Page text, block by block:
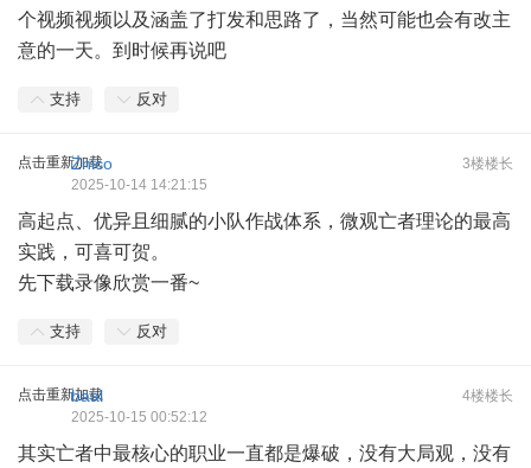
个视频视频以及涵盖了打发和思路了，当然可能也会有改主
意的一天。到时候再说吧
支持 反对
点击重新加载 3楼楼长
Znico
2025-10-14 14:21:15
高起点、优异且细腻的小队作战体系，微观亡者理论的最高
实践，可喜可贺。
先下载录像欣赏一番~
支持 反对
点击重新加载 4楼楼长
baal
2025-10-15 00:52:12
其实亡者中最核心的职业一直都是爆破，没有大局观，没有